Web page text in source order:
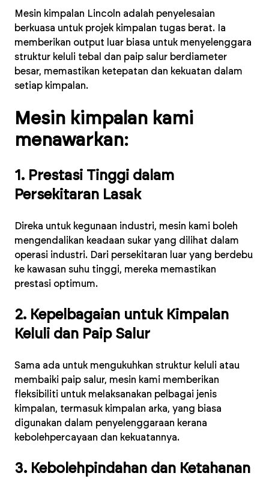
Mesin kimpalan Lincoln adalah penyelesaian
berkuasa untuk projek kimpalan tugas berat. Ia
memberikan output luar biasa untuk menyelenggara
struktur keluli tebal dan paip salur berdiameter
besar, memastikan ketepatan dan kekuatan dalam
setiap kimpalan.
Mesin kimpalan kami
menawarkan:
1. Prestasi Tinggi dalam
Persekitaran Lasak
Direka untuk kegunaan industri, mesin kami boleh
mengendalikan keadaan sukar yang dilihat dalam
operasi industri. Dari persekitaran luar yang berdebu
ke kawasan suhu tinggi, mereka memastikan
prestasi optimum.
2. Kepelbagaian untuk Kimpalan
Keluli dan Paip Salur
Sama ada untuk mengukuhkan struktur keluli atau
membaiki paip salur, mesin kami memberikan
fleksibiliti untuk melaksanakan pelbagai jenis
kimpalan, termasuk kimpalan arka, yang biasa
digunakan dalam penyelenggaraan kerana
kebolehpercayaan dan kekuatannya.
3. Kebolehpindahan dan Ketahanan